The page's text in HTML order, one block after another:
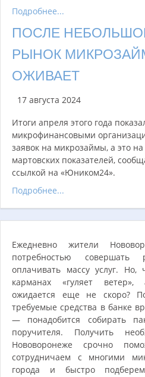
Подробнее...
ПОСЛЕ
РЫНОК
ОЖИВАЕТ
17 августа 2024
Итоги апреля этого года
микрофинансовыми
заявок на микрозаймы, а это
мартовских показателей,
ссылкой на «Юником24».
Подробнее...
Ежедневно жители
потребностью
оплачивать массу услуг.
карманах «гуляет
ожидается еще не скоро?
требуемые средства в банке
— понадобится собирать
поручителя. Получить
Нововоронеже срочно
сотрудничаем с многими
города и быстро